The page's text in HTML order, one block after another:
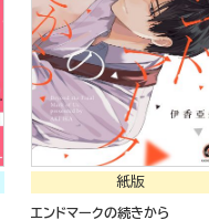
紙版
エンドマークの続きから